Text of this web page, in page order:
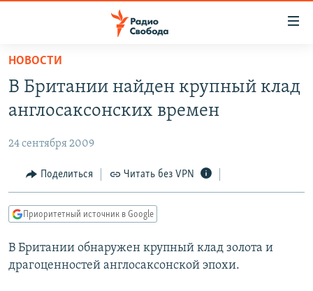
упрощенного
доступа
основному
Вернутся
главной
навигации
Вернутся
ПОДКАСТЫ
ЦИТАТЫ СВОБОДЫ
МНЕНИЯ
IDEL.РЕАЛИИ
КАВКАЗ.РЕАЛИИ
СЕВЕР.РЕАЛИИ
НОВОСТИ
В Британии найден крупный клад
англосаксонских времен
24 сентября 2009
Поделиться Читать без VPN
Приоритетный источник в Google
В Британии обнаружен крупный клад золота и
драгоценностей англосаксонской эпохи.